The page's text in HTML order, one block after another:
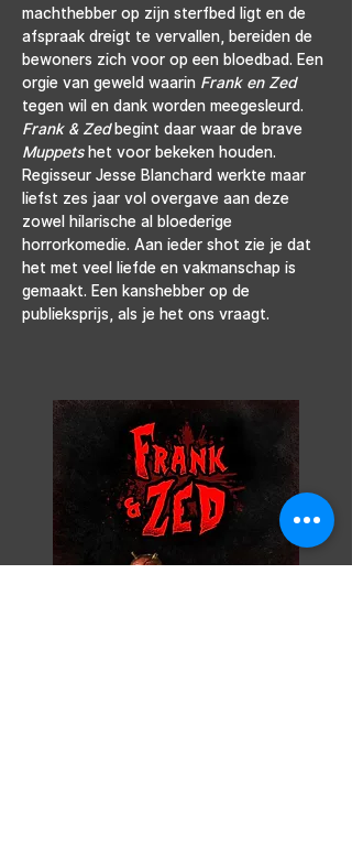
machthebber op zijn sterfbed ligt en de
afspraak dreigt te vervallen, bereiden de
bewoners zich voor op een bloedbad. Een
orgie van geweld waarin Frank en Zed
tegen wil en dank worden meegesleurd.
Frank & Zed begint daar waar de brave
Muppets het voor bekeken houden.
Regisseur Jesse Blanchard werkte maar
liefst zes jaar vol overgave aan deze
zowel hilarische al bloederige
horrorkomedie. Aan ieder shot zie je dat
het met veel liefde en vakmanschap is
gemaakt. Een kanshebber op de
publieksprijs, als je het ons vraagt.